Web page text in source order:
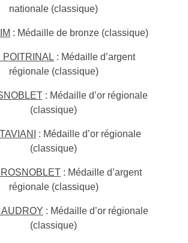
nationale (classique)
: Médaille de bronze (classique)
POITRINAL : Médaille d’argent
régionale (classique)
: Médaille d’or régionale
(classique)
: Médaille d’or régionale
(classique)
: Médaille d’argent
régionale (classique)
: Médaille d’or régionale
(classique)